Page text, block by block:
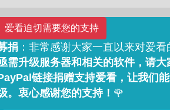
爱看迫切需要您的支持
捐 ：非常感谢大家一直以来对爱看
需升级服务器和相关的软件，请
链接捐赠支持爱看，让我们
。衷心感谢您的支持！ 🌹